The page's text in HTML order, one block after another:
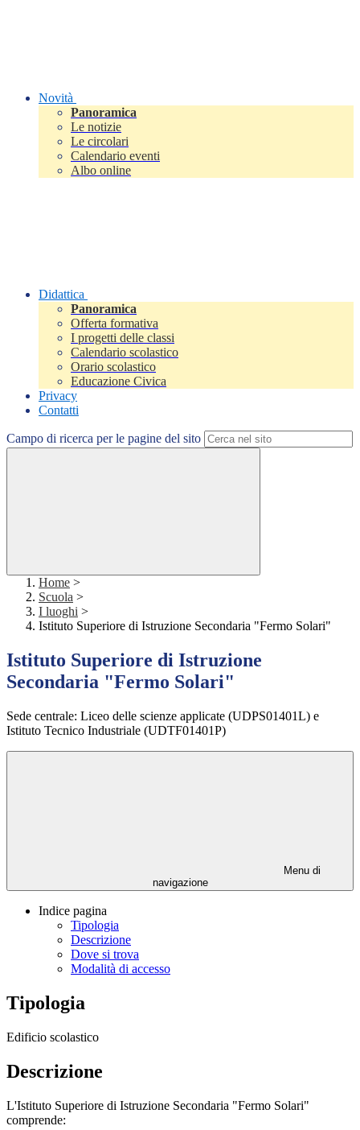
Novità
Panoramica
Le notizie
Le circolari
Calendario eventi
Albo online
Didattica
Panoramica
Offerta formativa
I progetti delle classi
Calendario scolastico
Orario scolastico
Educazione Civica
Privacy
Contatti
Campo di ricerca per le pagine del sito
Home >
Scuola >
I luoghi >
Istituto Superiore di Istruzione Secondaria "Fermo Solari"
Istituto Superiore di Istruzione
Secondaria "Fermo Solari"
Sede centrale: Liceo delle scienze applicate (UDPS01401L) e
Istituto Tecnico Industriale (UDTF01401P)
Menu di
navigazione
Indice pagina
Tipologia
Descrizione
Dove si trova
Modalità di accesso
Tipologia
Edificio scolastico
Descrizione
L'Istituto Superiore di Istruzione Secondaria "Fermo Solari"
comprende: